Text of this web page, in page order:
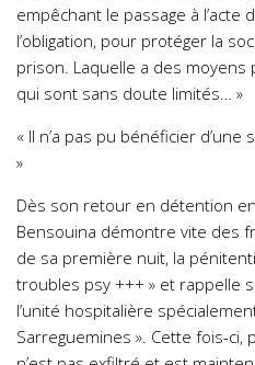
empêchant le passage à l’acte
l’obligation, pour protéger la
prison. Laquelle a des
qui sont sans doute limités… »
« Il n’a pas pu bénéficier
»
Dès son retour en détention
Bensouina démontre vite des
de sa première nuit, la
troubles psy +++ » et rappelle
l’unité hospitalière
Sarreguemines ». Cette fois-ci,